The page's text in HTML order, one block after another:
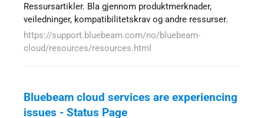
Ressursartikler. Bla gjennom produktmerknader,
veiledninger, kompatibilitetskrav og andre ressurser.
https://support.bluebeam.com/no/bluebeam-
cloud/resources/resources.html
Bluebeam cloud services are experiencing
issues - Status Page